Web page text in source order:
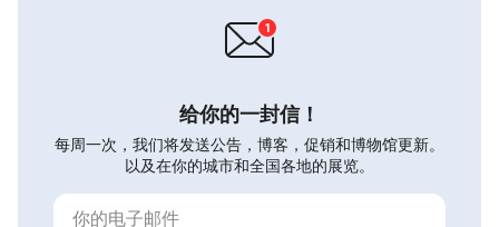
给你的一封信！
每周一次，我们将发送公告，博客，促销和博物馆更新。
以及在你的城市和全国各地的展览。